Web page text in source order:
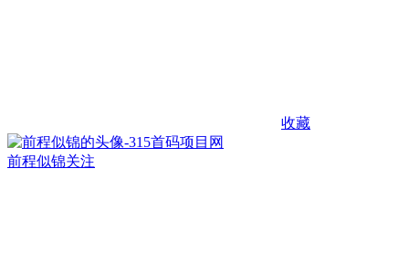
收藏
前程似锦关注